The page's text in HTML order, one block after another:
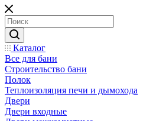
Каталог
Все для бани
Строительство бани
Полок
Теплоизоляция печи и дымохода
Двери
Двери входные